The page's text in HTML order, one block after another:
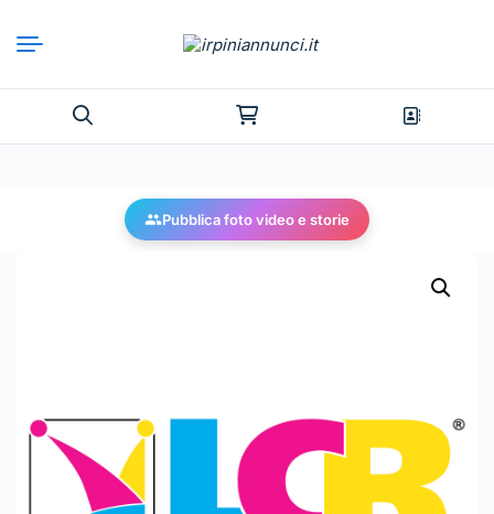
Pubblica foto video e storie